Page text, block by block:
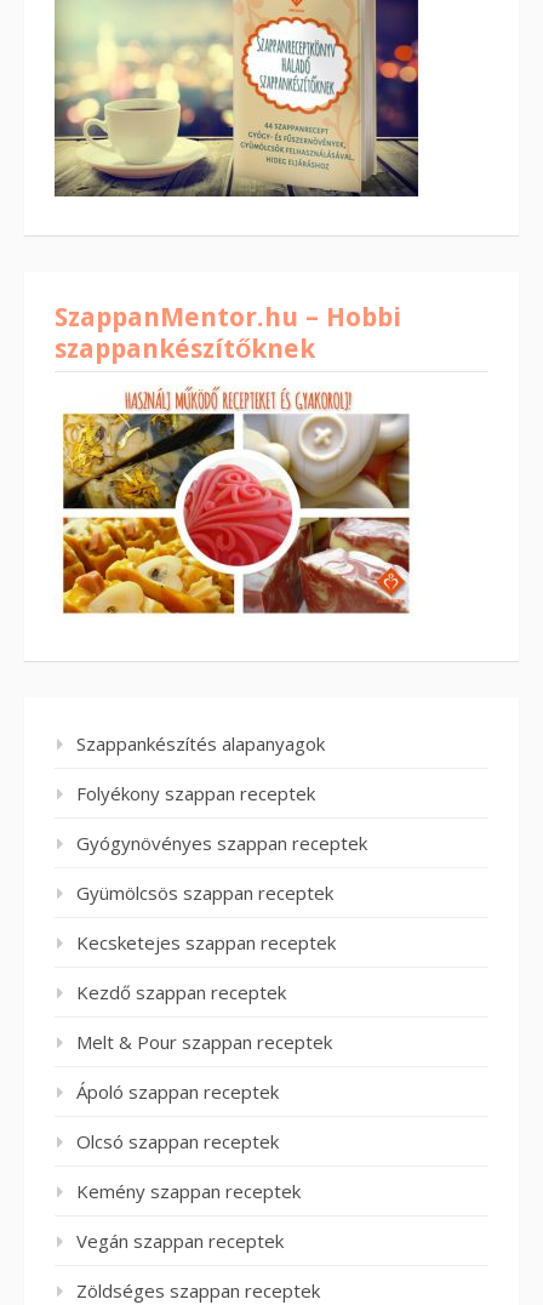
SzappanMentor.hu – Hobbi
szappankészítőknek
Szappankészítés alapanyagok
Folyékony szappan receptek
Gyógynövényes szappan receptek
Gyümölcsös szappan receptek
Kecsketejes szappan receptek
Kezdő szappan receptek
Melt & Pour szappan receptek
Ápoló szappan receptek
Olcsó szappan receptek
Kemény szappan receptek
Vegán szappan receptek
Zöldséges szappan receptek